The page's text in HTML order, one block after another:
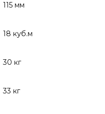
115 мм
18 куб.м
30 кг
33 кг